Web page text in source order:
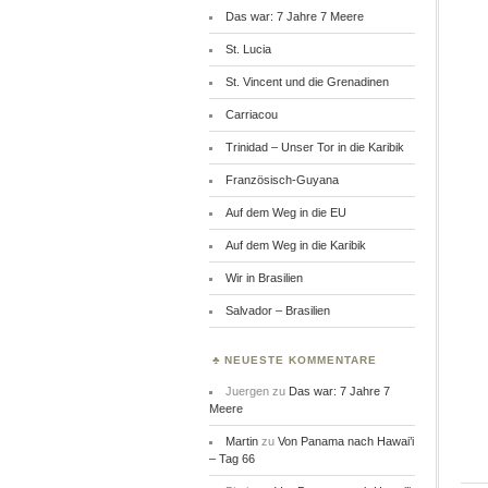
Das war: 7 Jahre 7 Meere
St. Lucia
St. Vincent und die Grenadinen
Carriacou
Trinidad – Unser Tor in die Karibik
Französisch-Guyana
Auf dem Weg in die EU
Auf dem Weg in die Karibik
Wir in Brasilien
Salvador – Brasilien
NEUESTE KOMMENTARE
Juergenzu Das war: 7 Jahre 7
Meere
Martinzu Von Panama nach Hawai’i
– Tag 66